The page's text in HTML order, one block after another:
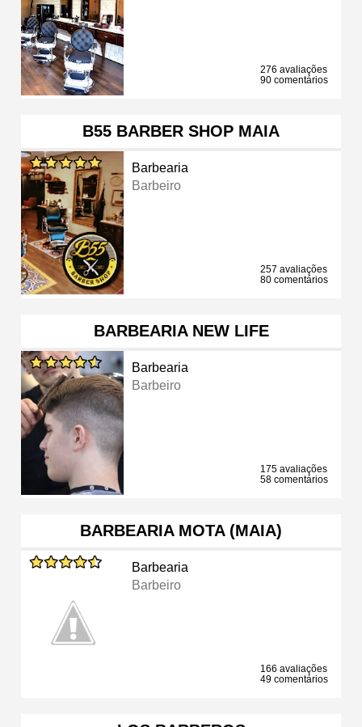
276 avaliações
90 comentários
B55 BARBER SHOP MAIA
Barbearia
Barbeiro
257 avaliações
80 comentários
BARBEARIA NEW LIFE
Barbearia
Barbeiro
175 avaliações
58 comentários
BARBEARIA MOTA (MAIA)
Barbearia
Barbeiro
166 avaliações
49 comentários